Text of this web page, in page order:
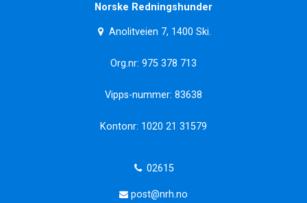
Norske Redningshunder
Anolitveien 7, 1400 Ski.
Org.nr: 975 378 713
Vipps-nummer: 83638
Kontonr: 1020 21 31579
02615
post@nrh.no